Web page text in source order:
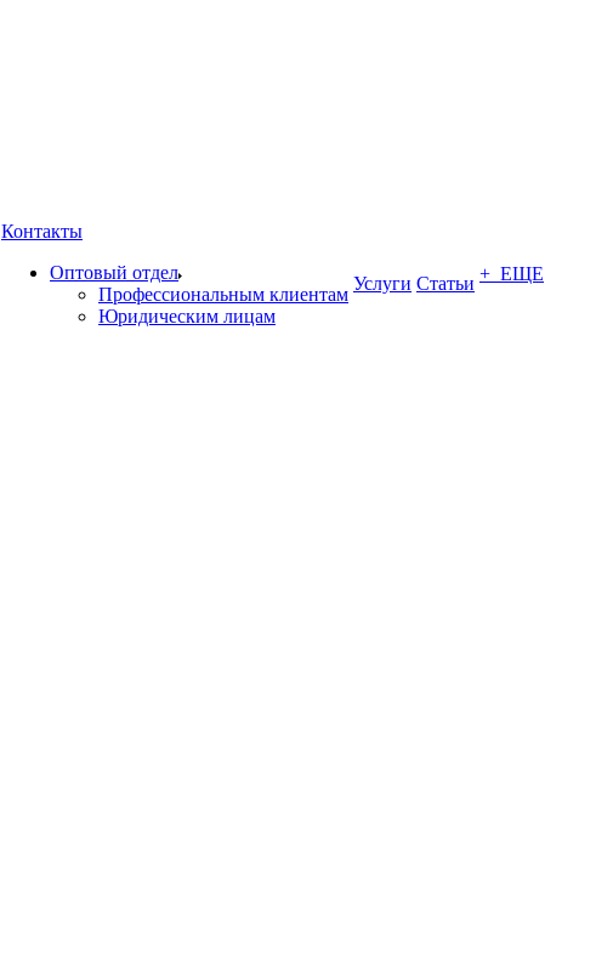
Контакты
Оптовый отдел
Профессиональным клиентам
Юридическим лицам
Услуги Статьи + ЕЩЕ